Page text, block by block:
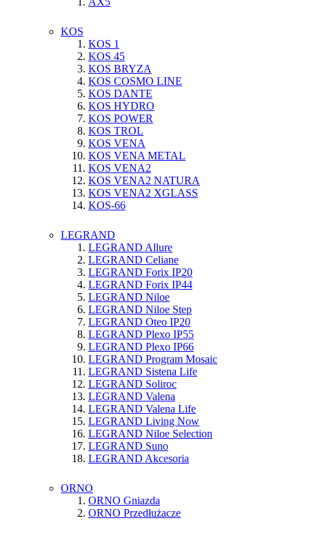
KOS
KOS 1
KOS 45
KOS BRYZA
KOS COSMO LINE
KOS DANTE
KOS HYDRO
KOS POWER
KOS TROL
KOS VENA
KOS VENA METAL
KOS VENA2
KOS VENA2 NATURA
KOS VENA2 XGLASS
KOS-66
LEGRAND
LEGRAND Allure
LEGRAND Celiane
LEGRAND Forix IP20
LEGRAND Forix IP44
LEGRAND Niloe
LEGRAND Niloe Step
LEGRAND Oteo IP20
LEGRAND Plexo IP55
LEGRAND Plexo IP66
LEGRAND Program Mosaic
LEGRAND Sistena Life
LEGRAND Soliroc
LEGRAND Valena
LEGRAND Valena Life
LEGRAND Living Now
LEGRAND Niloe Selection
LEGRAND Suno
LEGRAND Akcesoria
ORNO
ORNO Gniazda
ORNO Przedłużacze